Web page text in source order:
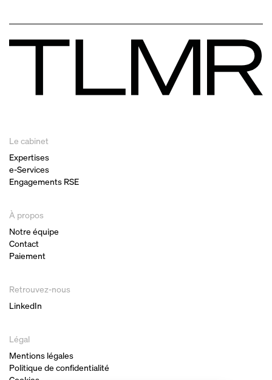
Le cabinet
Expertises
e-Services
Engagements RSE
À propos
Notre équipe
Contact
Paiement
Retrouvez-nous
LinkedIn
Légal
Mentions légales
Politique de confidentialité